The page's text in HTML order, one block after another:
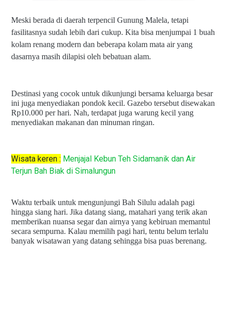
Meski berada di daerah terpencil Gunung Malela, tetapi
fasilitasnya sudah lebih dari cukup. Kita bisa menjumpai 1 buah
kolam renang modern dan beberapa kolam mata air yang
dasarnya masih dilapisi oleh bebatuan alam.
Destinasi yang cocok untuk dikunjungi bersama keluarga besar
ini juga menyediakan pondok kecil. Gazebo tersebut disewakan
Rp10.000 per hari. Nah, terdapat juga warung kecil yang
menyediakan makanan dan minuman ringan.
Wisata keren : Menjajal Kebun Teh Sidamanik dan Air
Terjun Bah Biak di Simalungun
Waktu terbaik untuk mengunjungi Bah Silulu adalah pagi
hingga siang hari. Jika datang siang, matahari yang terik akan
memberikan nuansa segar dan airnya yang kebiruan memantul
secara sempurna. Kalau memilih pagi hari, tentu belum terlalu
banyak wisatawan yang datang sehingga bisa puas berenang.